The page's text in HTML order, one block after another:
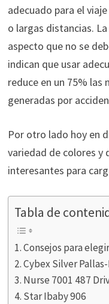
adecuado para el
o largas distancias.
aspecto que no se
indican que usar
reduce en un 75% las
generadas por
Por otro lado hoy en
variedad de colores y
interesantes para
Tabla de
Consejos para
Cybex Silver Pallas-
Nurse 7001 487
Star Ibaby 906